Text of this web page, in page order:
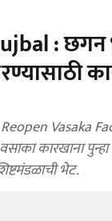
:
Vasaka
कारखाना
भेट.